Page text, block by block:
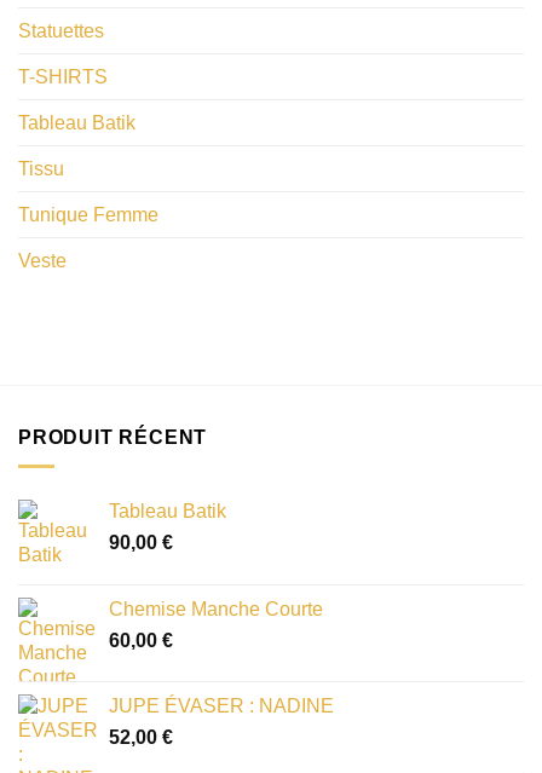
Statuettes
T-SHIRTS
Tableau Batik
Tissu
Tunique Femme
Veste
PRODUIT RÉCENT
Tableau Batik
90,00 €
Chemise Manche Courte
60,00 €
JUPE ÉVASER : NADINE
52,00 €